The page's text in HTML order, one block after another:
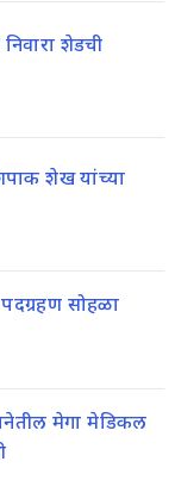
शेडची
शेख यांच्या
सोहळा
मेगा मेडिकल